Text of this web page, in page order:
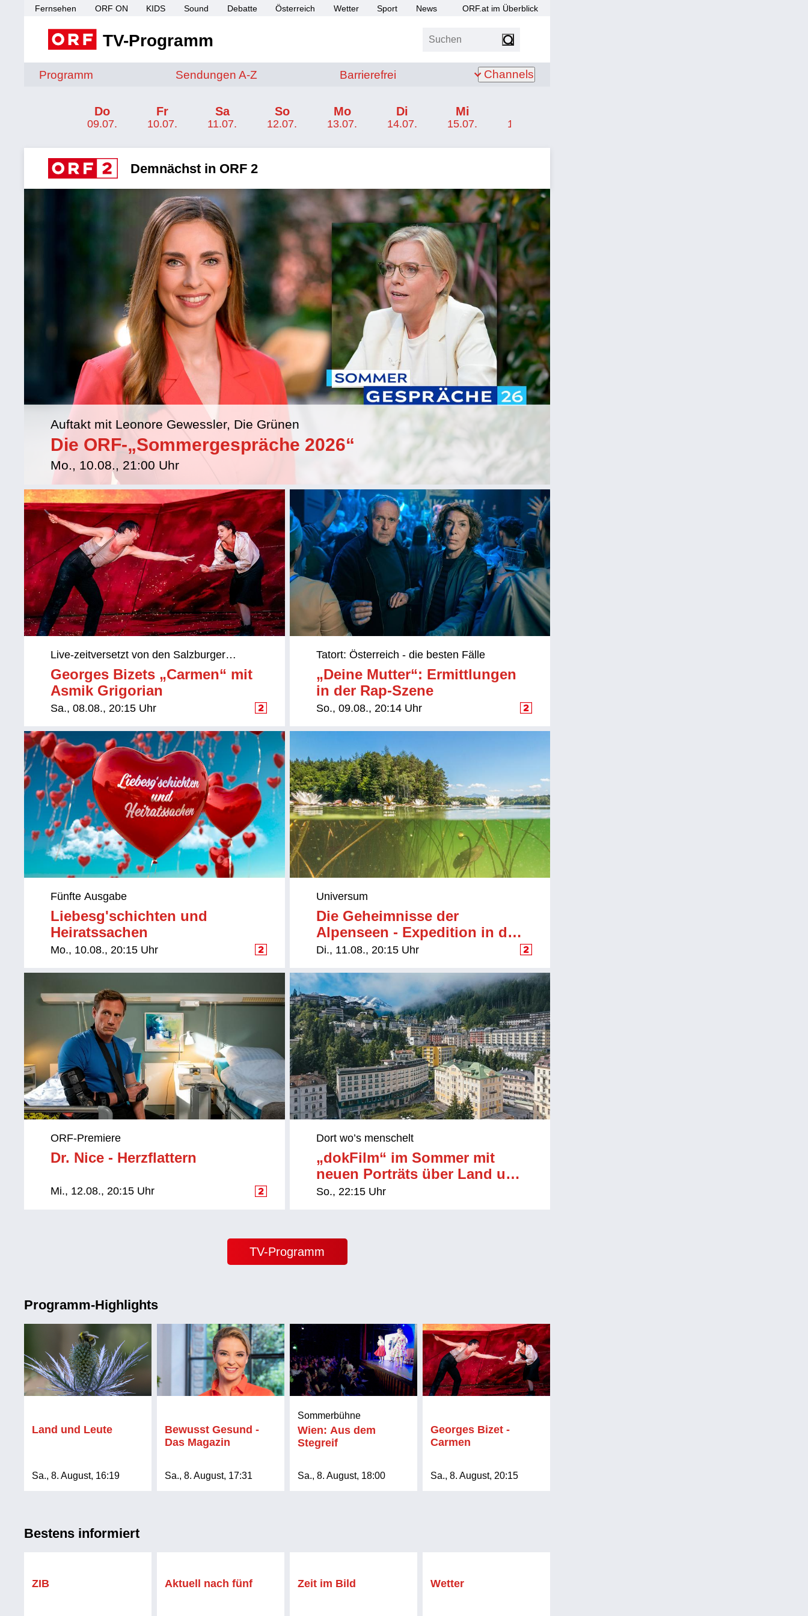
Fernsehen ORF ON KIDS Sound Debatte Österreich Wetter Sport News ORF.at im Überblick
TV-Programm Suchen
Programm Sendungen von A bis Z
Sendungen A-Z Barrierefrei
Barrierefrei Channels
Channel-Frontpage ORF 2
Do
09.07.
Fr
10.07.
Sa
11.07.
So
12.07.
Mo
13.07.
Di
14.07.
Mi
15.07. 16.07.
Demnächst in ORF 2
Auftakt mit Leonore Gewessler, Die Grünen
Die ORF-„Sommergespräche 2026“
Mo., 10.08., 21:00 Uhr
Live-zeitversetzt von den Salzburger
Festspielen
Georges Bizets „Carmen“ mit
Asmik Grigorian
Sa., 08.08., 20:15 Uhr
Tatort: Österreich - die besten Fälle
„Deine Mutter“: Ermittlungen
in der Rap-Szene
So., 09.08., 20:14 Uhr
Fünfte Ausgabe
Liebesg'schichten und
Heiratssachen
Mo., 10.08., 20:15 Uhr
Universum
Die Geheimnisse der
Alpenseen - Expedition in die
Tiefe
Di., 11.08., 20:15 Uhr
ORF-Premiere
Dr. Nice - Herzflattern
Mi., 12.08., 20:15 Uhr
Dort wo’s menschelt
„dokFilm“ im Sommer mit
neuen Porträts über Land und
Leute
So., 22:15 Uhr
TV-Programm
Programm-Highlights
Land und Leute
Sa., 8. August, 16:19
Bewusst Gesund -
Das Magazin
Sa., 8. August, 17:31
Sommerbühne
Wien: Aus dem
Stegreif
Sa., 8. August, 18:00
Georges Bizet -
Carmen
Sa., 8. August, 20:15
Bestens informiert
ZIB Aktuell nach fünf Zeit im Bild Wetter